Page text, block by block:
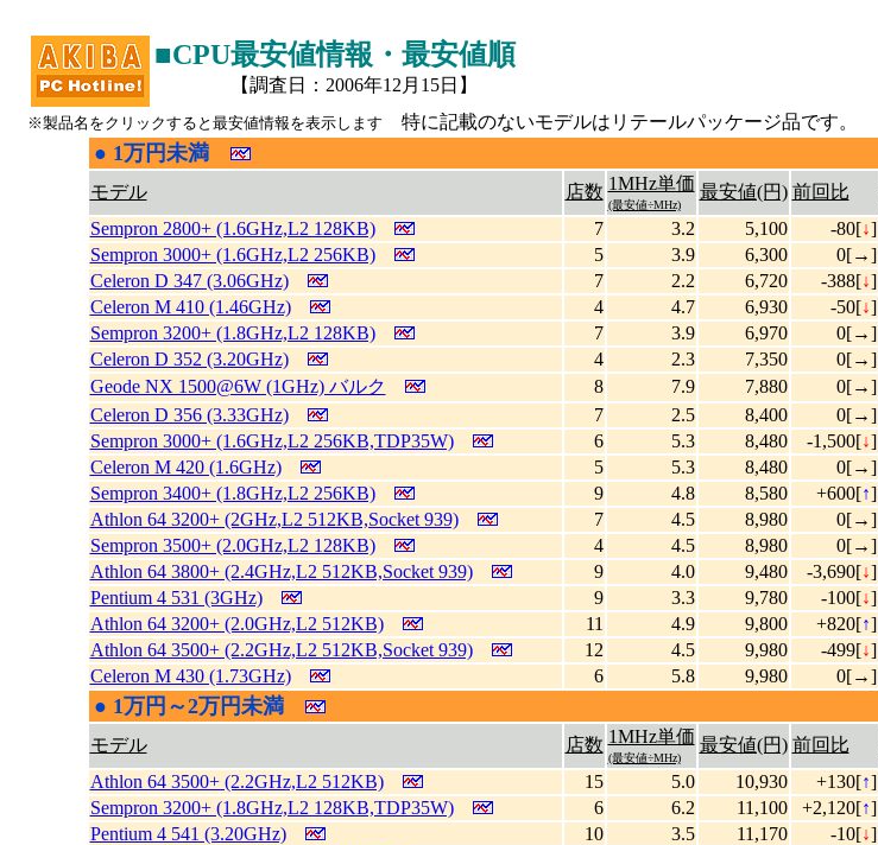
■CPU最安値情報・最安値順
【調査日：2006年12月15日】
※製品名をクリックすると最安値情報を表示します
特に記載のないモデルはリテールパッケージ品です。
● 1万円未満
モデル 店数 1MHz単価
(最安値÷MHz)
最安値(円) 前回比
Sempron 2800+ (1.6GHz,L2 128KB)
7 3.2 5,100 -80[↓]
Sempron 3000+ (1.6GHz,L2 256KB)
5 3.9 6,300 0[→]
Celeron D 347 (3.06GHz)
7 2.2 6,720 -388[↓]
Celeron M 410 (1.46GHz)
4 4.7 6,930 -50[↓]
Sempron 3200+ (1.8GHz,L2 128KB)
7 3.9 6,970 0[→]
Celeron D 352 (3.20GHz)
4 2.3 7,350 0[→]
Geode NX 1500@6W (1GHz) バルク
8 7.9 7,880 0[→]
Celeron D 356 (3.33GHz)
7 2.5 8,400 0[→]
Sempron 3000+ (1.6GHz,L2 256KB,TDP35W)
6 5.3 8,480 -1,500[↓]
Celeron M 420 (1.6GHz)
5 5.3 8,480 0[→]
Sempron 3400+ (1.8GHz,L2 256KB)
9 4.8 8,580 +600[↑]
Athlon 64 3200+ (2GHz,L2 512KB,Socket 939)
7 4.5 8,980 0[→]
Sempron 3500+ (2.0GHz,L2 128KB)
4 4.5 8,980 0[→]
Athlon 64 3800+ (2.4GHz,L2 512KB,Socket 939)
9 4.0 9,480 -3,690[↓]
Pentium 4 531 (3GHz)
9 3.3 9,780 -100[↓]
Athlon 64 3200+ (2.0GHz,L2 512KB)
11 4.9 9,800 +820[↑]
Athlon 64 3500+ (2.2GHz,L2 512KB,Socket 939)
12 4.5 9,980 -499[↓]
Celeron M 430 (1.73GHz)
6 5.8 9,980 0[→]
● 1万円～2万円未満
モデル 店数 1MHz単価
(最安値÷MHz)
最安値(円) 前回比
Athlon 64 3500+ (2.2GHz,L2 512KB)
15 5.0 10,930 +130[↑]
Sempron 3200+ (1.8GHz,L2 128KB,TDP35W)
6 6.2 11,100 +2,120[↑]
Pentium 4 541 (3.20GHz)
10 3.5 11,170 -10[↓]